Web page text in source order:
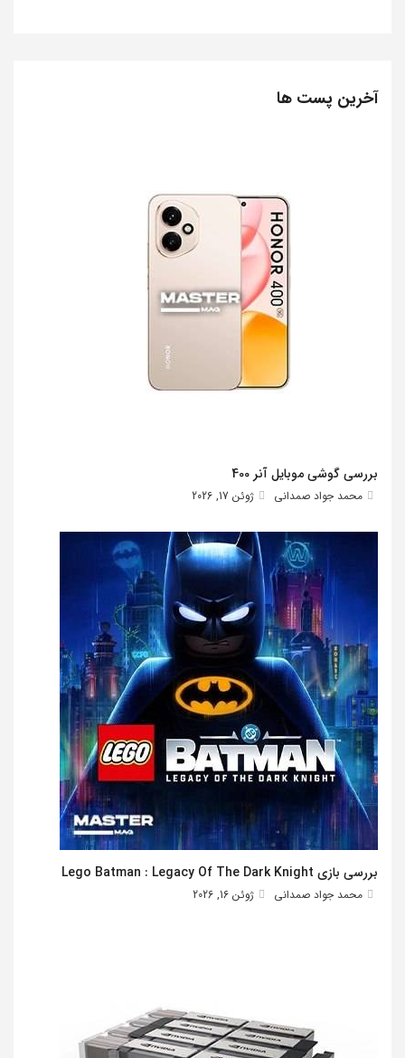
آخرین پست ها
بررسی گوشی موبایل آنر 400
محمد جواد صمدانی ژوئن 17, 2026
بررسی بازی Lego Batman : Legacy Of The Dark Knight
محمد جواد صمدانی ژوئن 16, 2026